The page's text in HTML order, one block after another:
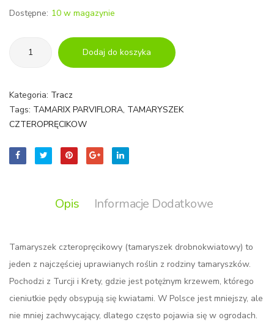
Dostępne: 10 w magazynie
TAMARYSZEK
PARVIFLORA
Dodaj do koszyka
Kategoria: Tracz
Tags: TAMARIX PARVIFLORA, TAMARYSZEK
CZTEROPRĘCIKOW
Opis Informacje Dodatkowe
Tamaryszek czteropręcikowy (tamaryszek drobnokwiatowy) to
jeden z najczęściej uprawianych roślin z rodziny tamaryszków.
Pochodzi z Turcji i Krety, gdzie jest potężnym krzewem, którego
cieniutkie pędy obsypują się kwiatami. W Polsce jest mniejszy, ale
nie mniej zachwycający, dlatego często pojawia się w ogrodach.